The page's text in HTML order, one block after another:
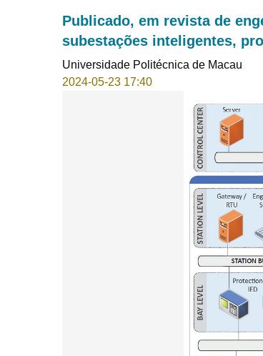
Publicado, em revista de
subestações inteligentes,
Universidade Politécnica de Macau
2024-05-23 17:40